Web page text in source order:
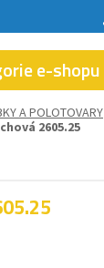
e-shopu
A POLOTOVARY
2605.25